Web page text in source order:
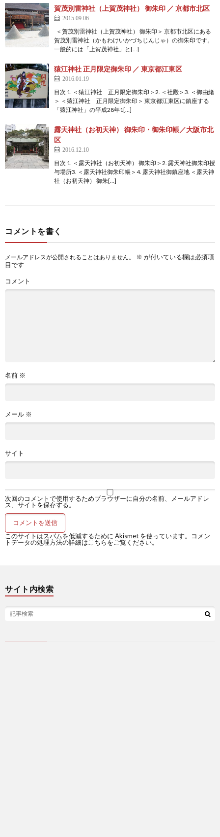
賀茂別雷神社（上賀茂神社） 御朱印 ／ 京都市北区
2015.09.06
＜賀茂別雷神社（上賀茂神社） 御朱印＞ 京都市北区にある
賀茂別雷神社（かもわけいかづちじんじゃ）の御朱印です。
一般的には「上賀茂神社」と[…]
猿江神社 正月限定御朱印 ／ 東京都江東区
2016.01.19
目次 1. ＜猿江神社 正月限定御朱印＞2. ＜社殿＞3. ＜御由緒
＞ ＜猿江神社 正月限定御朱印＞ 東京都江東区に鎮座する
「猿江神社」の平成28年1[…]
露天神社（お初天神） 御朱印・御朱印帳／大阪市北
区
2016.12.10
目次 1. ＜露天神社（お初天神） 御朱印＞2. 露天神社御朱印授
与場所3. ＜露天神社御朱印帳＞4. 露天神社御鎮座地 ＜露天神
社（お初天神） 御朱[…]
コメントを書く
メールアドレスが公開されることはありません。 ※ が付いている欄は必須項
目です
コメント
名前 ※
メール ※
サイト
次回のコメントで使用するためブラウザーに自分の名前、メールアドレ
ス、サイトを保存する。
このサイトはスパムを低減するために Akismet を使っています。
コメン
トデータの処理方法の詳細はこちらをご覧ください。
サイト内検索